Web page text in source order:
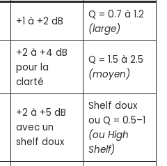
+1 à +2 dB
Q = 0.7 à 1.2
(large)
+2 à +4 dB
pour la
clarté
Q = 1.5 à 2.5
(moyen)
+2 à +5 dB
avec un
shelf doux
Shelf doux
ou Q = 0.5–1
(ou High
Shelf)